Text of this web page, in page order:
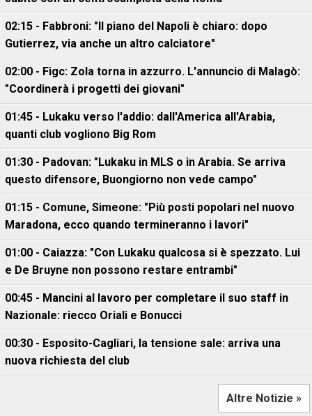
02:15 - Fabbroni: "Il piano del Napoli è chiaro: dopo
Gutierrez, via anche un altro calciatore"
02:00 - Figc: Zola torna in azzurro. L'annuncio di Malagò:
"Coordinerà i progetti dei giovani"
01:45 - Lukaku verso l'addio: dall'America all'Arabia,
quanti club vogliono Big Rom
01:30 - Padovan: "Lukaku in MLS o in Arabia. Se arriva
questo difensore, Buongiorno non vede campo"
01:15 - Comune, Simeone: "Più posti popolari nel nuovo
Maradona, ecco quando termineranno i lavori"
01:00 - Caiazza: "Con Lukaku qualcosa si è spezzato. Lui
e De Bruyne non possono restare entrambi"
00:45 - Mancini al lavoro per completare il suo staff in
Nazionale: riecco Oriali e Bonucci
00:30 - Esposito-Cagliari, la tensione sale: arriva una
nuova richiesta del club
Altre Notizie »